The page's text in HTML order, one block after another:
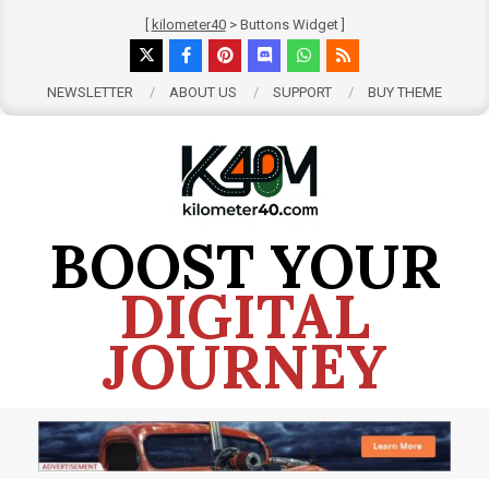
kilometer40> Buttons Widget ]
NEWSLETTER ABOUT US SUPPORT BUY THEME
BOOST YOUR
DIGITAL
JOURNEY